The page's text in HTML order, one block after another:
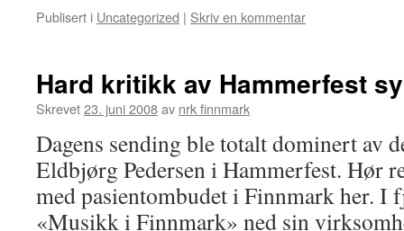
Publisert i Uncategorized | Skriv en kommentar
Hard kritikk av Hammerfest
Skrevet23. juni 2008av nrk finnmark
Dagens sending ble totalt dominert av
Eldbjørg Pedersen i Hammerfest. Hør
med pasientombudet i Finnmark her. I
«Musikk i Finnmark» ned sin